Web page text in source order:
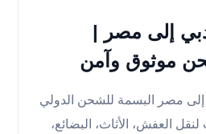
إلى مصر |
مصر البسمة للشحن الدولي
العفش، الأثاث، البضائع،